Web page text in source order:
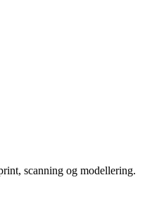
scanning og modellering.